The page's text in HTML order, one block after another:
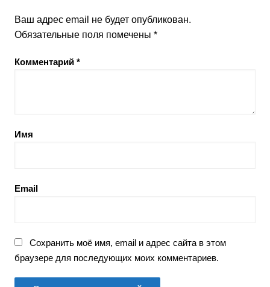
Ваш адрес email не будет опубликован.
Обязательные поля помечены *
Комментарий *
Имя
Email
Сохранить моё имя, email и адрес сайта в этом
браузере для последующих моих комментариев.